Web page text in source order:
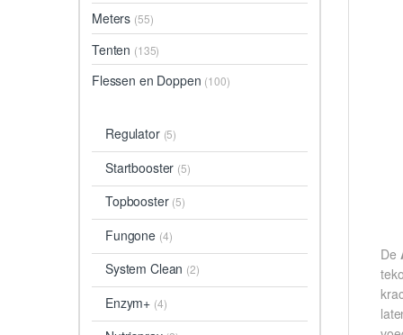
De
Meters (55)
Tenten (135)
Flessen en Doppen (100)
Regulator (5)
Startbooster (5)
Topbooster (5)
Fungone (4)
System Clean (2)
Enzym+ (4)